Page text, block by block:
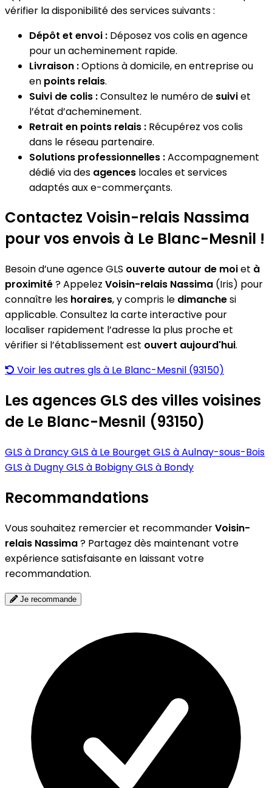
vérifier la disponibilité des services suivants :
Dépôt et envoi : Déposez vos colis en agence
pour un acheminement rapide.
Livraison :Options à domicile, en entreprise ou
en points relais.
Suivi de colis :Consultez le numéro de suiviet
l’état d’acheminement.
Retrait en points relais : Récupérez vos colis
dans le réseau partenaire.
Solutions professionnelles :Accompagnement
dédié via des agences locales et services
adaptés aux e-commerçants.
Contactez Voisin-relais Nassima
pour vos envois à Le Blanc-Mesnil !
Besoin d’une agence GLS ouverte autour de moiet à
proximité? Appelez Voisin-relais Nassima (Iris) pour
connaître les horaires, y compris le dimanchesi
applicable. Consultez la carte interactive pour
localiser rapidement l’adresse la plus proche et
vérifier si l’établissement est ouvert aujourd'hui.
Voir les autres gls à Le Blanc-Mesnil (93150)
Les agences GLS des villes voisines
de Le Blanc-Mesnil (93150)
GLS à DrancyGLS à Le Bourget GLS à Aulnay-sous-Bois
GLS à DugnyGLS à BobignyGLS à Bondy
Recommandations
Vous souhaitez remercier et recommanderVoisin-
relais Nassima? Partagez dès maintenant votre
expérience satisfaisante en laissant votre
recommandation.
Je recommande